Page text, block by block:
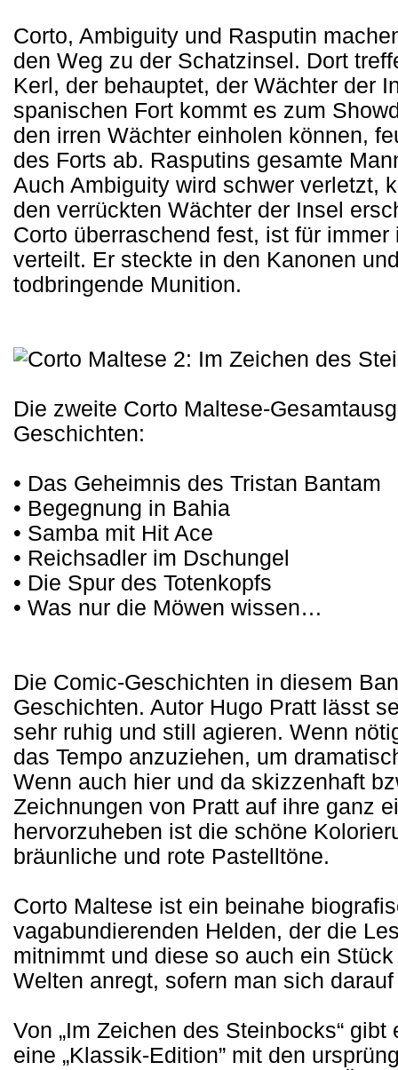
Corto, Ambiguity und Rasputin
den Weg zu der Schatzinsel. Dort
Kerl, der behauptet, der Wächter der
spanischen Fort kommt es zum
den irren Wächter einholen können,
des Forts ab. Rasputins gesamte
Auch Ambiguity wird schwer verletzt,
den verrückten Wächter der Insel
Corto überraschend fest, ist für
verteilt. Er steckte in den Kanonen
todbringende Munition.
Die zweite Corto Maltese-
Geschichten:
• Das Geheimnis des Tristan Bantam
• Begegnung in Bahia
• Samba mit Hit Ace
• Reichsadler im Dschungel
• Die Spur des Totenkopfs
• Was nur die Möwen wissen…
Die Comic-Geschichten in diesem
Geschichten. Autor Hugo Pratt lässt
sehr ruhig und still agieren. Wenn
das Tempo anzuziehen, um
Wenn auch hier und da skizzenhaft
Zeichnungen von Pratt auf ihre ganz
hervorzuheben ist die schöne
bräunliche und rote Pastelltöne.
Corto Maltese ist ein beinahe
vagabundierenden Helden, der die
mitnimmt und diese so auch ein
Welten anregt, sofern man sich
Von „Im Zeichen des Steinbocks“
eine „Klassik-Edition” mit den